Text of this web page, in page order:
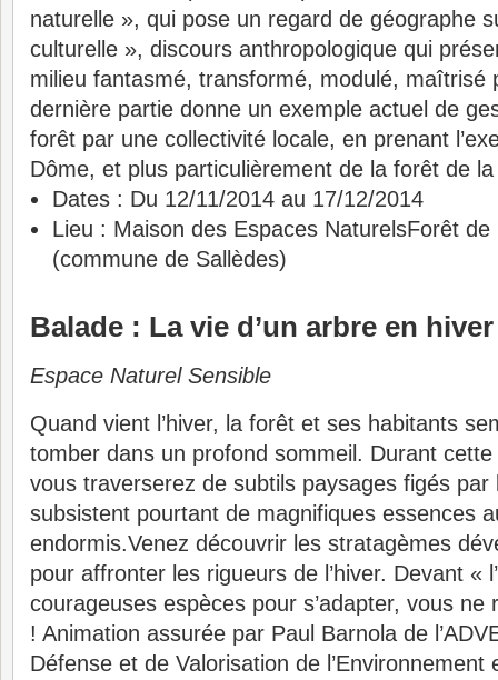
naturelle », qui pose un regard de géographe
culturelle », discours anthropologique qui
milieu fantasmé, transformé, modulé, maîtrisé
dernière partie donne un exemple actuel de
forêt par une collectivité locale, en prenant
Dôme, et plus particulièrement de la forêt de
Dates : Du 12/11/2014 au 17/12/2014
Lieu : Maison des Espaces NaturelsForêt de
(commune de Sallèdes)
Balade : La vie d’un arbre en
Espace Naturel Sensible
Quand vient l’hiver, la forêt et ses habitants
tomber dans un profond sommeil. Durant
vous traverserez de subtils paysages figés par
subsistent pourtant de magnifiques essences
endormis.Venez découvrir les stratagèmes
pour affronter les rigueurs de l’hiver. Devant «
courageuses espèces pour s’adapter, vous ne
! Animation assurée par Paul Barnola de
Défense et de Valorisation de l’Environnement